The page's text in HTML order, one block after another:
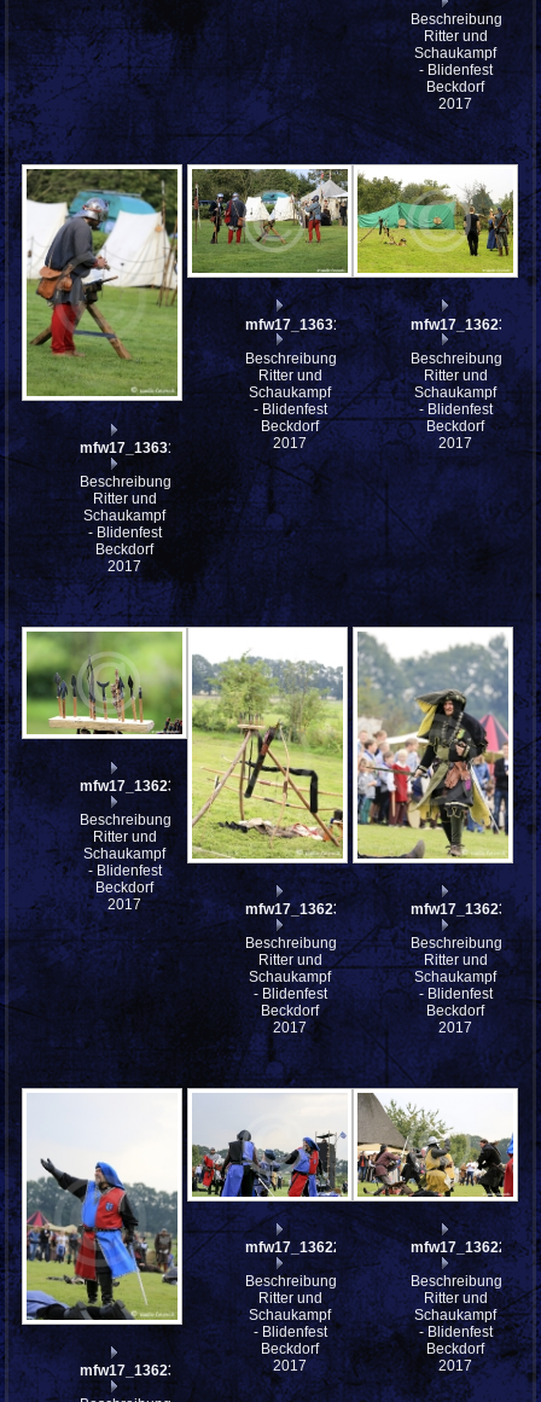
Beschreibung:
Ritter und
Schaukampf
- Blidenfest
Beckdorf
2017
mfw17_136313
Beschreibung:
Ritter und
Schaukampf
- Blidenfest
Beckdorf
2017
mfw17_136312
Beschreibung:
Ritter und
Schaukampf
- Blidenfest
Beckdorf
2017
mfw17_136237
Beschreibung:
Ritter und
Schaukampf
- Blidenfest
Beckdorf
2017
mfw17_136236
Beschreibung:
Ritter und
Schaukampf
- Blidenfest
Beckdorf
2017
mfw17_136235
Beschreibung:
Ritter und
Schaukampf
- Blidenfest
Beckdorf
2017
mfw17_136232
Beschreibung:
Ritter und
Schaukampf
- Blidenfest
Beckdorf
2017
mfw17_136230
mfw17_136229
Beschreibung:
Ritter und
Schaukampf
- Blidenfest
Beckdorf
2017
mfw17_136227
Beschreibung:
Ritter und
Schaukampf
- Blidenfest
Beckdorf
2017